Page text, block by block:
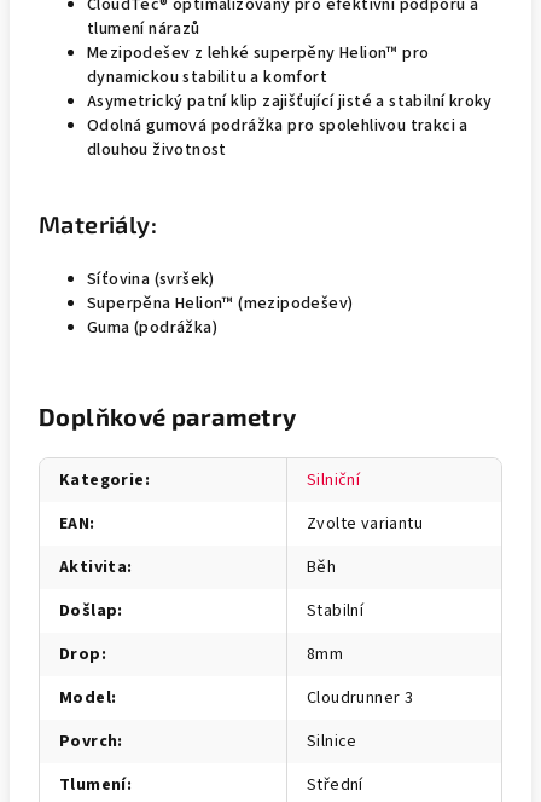
CloudTec® optimalizovaný pro efektivní podporu a
tlumení nárazů
Mezipodešev z lehké superpěny Helion™ pro
dynamickou stabilitu a komfort
Asymetrický patní klip zajišťující jisté a stabilní kroky
Odolná gumová podrážka pro spolehlivou trakci a
dlouhou životnost
Materiály:
Síťovina (svršek)
Superpěna Helion™ (mezipodešev)
Guma (podrážka)
Doplňkové parametry
Kategorie:
Silniční
EAN:
Zvolte variantu
Aktivita:
Běh
Došlap:
Stabilní
Drop:
8mm
Model:
Cloudrunner 3
Povrch:
Silnice
Tlumení:
Střední